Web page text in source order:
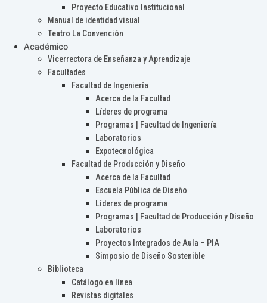
Proyecto Educativo Institucional
Manual de identidad visual
Teatro La Convención
Académico
Vicerrectora de Enseñanza y Aprendizaje
Facultades
Facultad de Ingeniería
Acerca de la Facultad
Líderes de programa
Programas | Facultad de Ingeniería
Laboratorios
Expotecnológica
Facultad de Producción y Diseño
Acerca de la Facultad
Escuela Pública de Diseño
Líderes de programa
Programas | Facultad de Producción y Diseño
Laboratorios
Proyectos Integrados de Aula – PIA
Simposio de Diseño Sostenible
Biblioteca
Catálogo en línea
Revistas digitales